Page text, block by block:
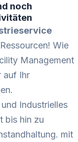
noch
Wie
Management
auf Ihr
Industrielles
bis hin zu
mit